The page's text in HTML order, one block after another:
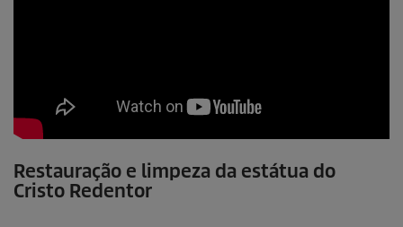
Restauração e limpeza da estátua do
Cristo Redentor